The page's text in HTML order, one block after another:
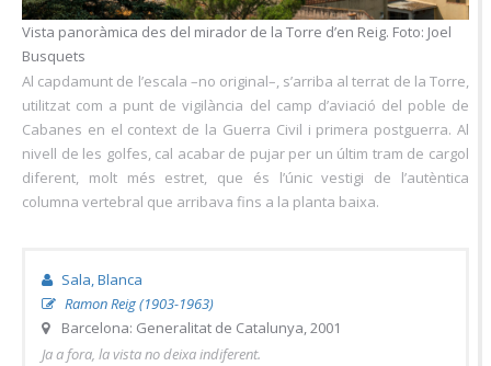
Vista panoràmica des del mirador de la Torre d’en Reig. Foto: Joel
Busquets
Al capdamunt de l’escala –no original–, s’arriba al terrat de la Torre,
utilitzat com a punt de vigilància del camp d’aviació del poble de
Cabanes en el context de la Guerra Civil i primera postguerra. Al
nivell de les golfes, cal acabar de pujar per un últim tram de cargol
diferent, molt més estret, que és l’únic vestigi de l’autèntica
columna vertebral que arribava fins a la planta baixa.
Sala, Blanca
Ramon Reig (1903-1963)
Barcelona: Generalitat de Catalunya, 2001
Ja a fora, la vista no deixa indiferent.